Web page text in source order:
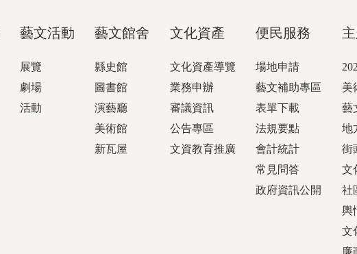
藝文活動
展覽
劇場
活動
藝文館舍
縣史館
圖書館
演藝廳
美術館
新瓦屋
文化資產
文化資產導覽
業務申辦
審議資訊
公告專區
文資教育推廣
便民服務
場地申請
藝文補助專區
表單下載
法規要點
會計統計
常見問答
政府資訊公開
美
藝
地
街
文
社
輿
文
廉